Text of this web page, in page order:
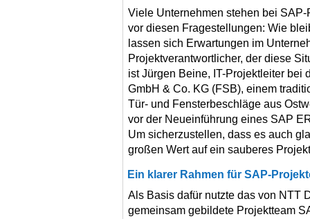
Viele Unternehmen stehen bei SAP-
vor diesen Fragestellungen: Wie
lassen sich Erwartungen im
Projektverantwortlicher, der diese
ist Jürgen Beine, IT-Projektleiter bei
GmbH & Co. KG (FSB), einem
Tür- und Fensterbeschläge aus
vor der Neueinführung eines SAP
Um sicherzustellen, dass es auch
großen Wert auf ein sauberes
Ein klarer Rahmen für SAP-
Als Basis dafür nutzte das von NTT
gemeinsam gebildete Projektteam